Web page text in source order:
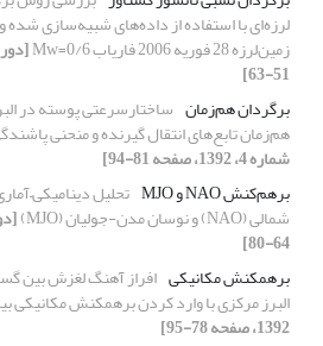
لرزه‌ای با استفاده از داده‌های شبیه‌سازی
زمین‌لرزه‌ 28 فوریه 2006 فاریاب 0/6=Mw
51-63]
برگردان هم‌زمان ساختارسرعتی پوسته در
هم‌زمان تابع‌های انتقال گیرنده و منحنی
شماره 4، 1392، صفحه 81-94]
برهم‌کنش NAO و MJO
تحلیل
شمالی (NAO) و نوسان مدن-جولیان (MJO)
64-80]
برهمکنش مکانیکی افراز آهنگ لغزش بین
البرز مرکزی با وارد کردن برهمکنش مکانیکی
1392، صفحه 78-95]